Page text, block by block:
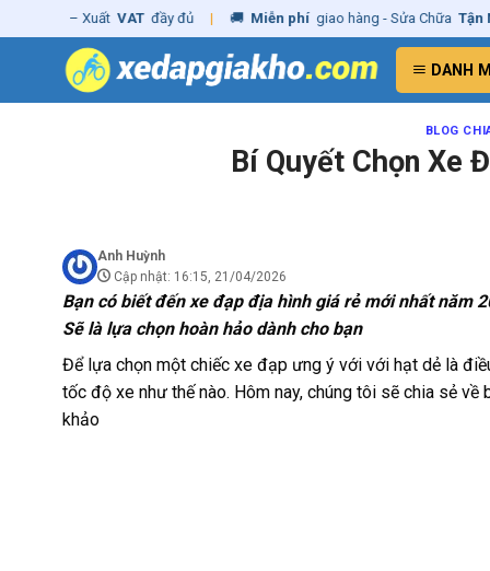
to
– Xuất VAT đầy đủ | 🚚 Miễn phí giao hàng - Sửa Chữa Tận Nhà
DANH
BLOG
Bí Quyết Chọn Xe
Anh Huỳnh
Cập nhật: 16:15, 21/04/2026
Bạn có biết đến xe đạp địa hình giá rẻ mới nhất năm
Sẽ là lựa chọn hoàn hảo dành cho bạn
Để lựa chọn một chiếc xe đạp ưng ý với với hạt dẻ là
tốc độ xe như thế nào. Hôm nay, chúng tôi sẽ chia sẻ
khảo